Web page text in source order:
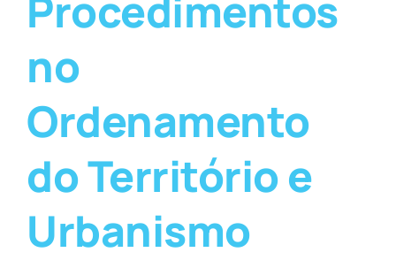
no
Ordenamento
do Território e
Urbanismo